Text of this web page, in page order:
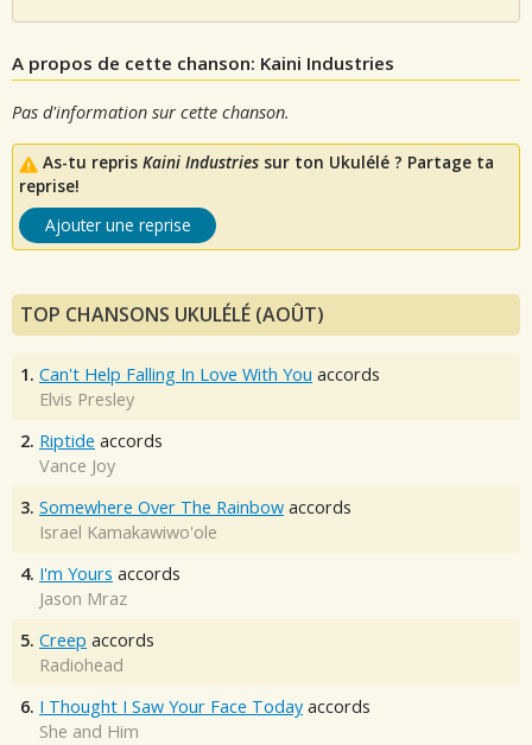
A propos de cette chanson: Kaini Industries
Pas d'information sur cette chanson.
As-tu repris Kaini Industries sur ton Ukulélé ? Partage ta
reprise!
Ajouter une reprise
TOP CHANSONS UKULÉLÉ (AOÛT)
1. Can't Help Falling In Love With You accords
Elvis Presley
2. Riptide accords
Vance Joy
3. Somewhere Over The Rainbow accords
Israel Kamakawiwo'ole
4. I'm Yours accords
Jason Mraz
5. Creep accords
Radiohead
6. I Thought I Saw Your Face Today accords
She and Him